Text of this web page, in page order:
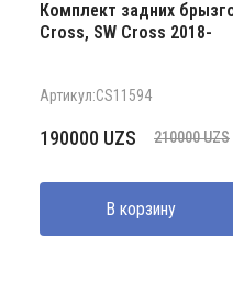
Комплект задних
Cross, SW Cross 2018-
Артикул:CS11594
210000UZS
Первоначальная
составляла
210000 UZS.
190000 UZS
Текущая
190000 UZS.
В корзину